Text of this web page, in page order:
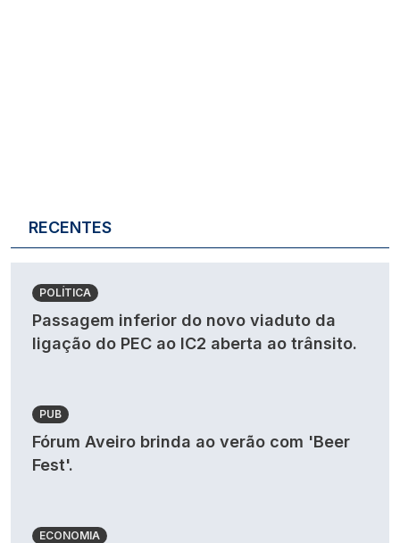
RECENTES
POLÍTICA
Passagem inferior do novo viaduto da
ligação do PEC ao IC2 aberta ao trânsito.
PUB
Fórum Aveiro brinda ao verão com 'Beer
Fest'.
ECONOMIA